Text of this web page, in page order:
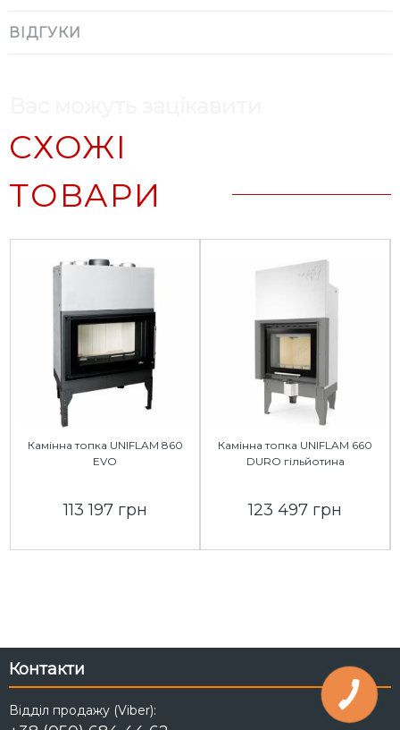
ВІДГУКИ
СХОЖІ
ТОВАРИ
Камінна топка UNIFLAM 860
EVO
113 197 грн
Камінна топка UNIFLAM 660
DURO гільйотина
123 497 грн
Контакти
Відділ продажу (Viber):